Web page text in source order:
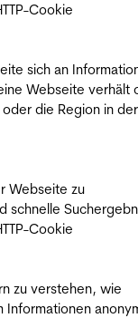
Cookie
sich an
Webseite verhält
die Region in
Webseite zu
schnelle
Cookie
zu verstehen, wie
Informationen